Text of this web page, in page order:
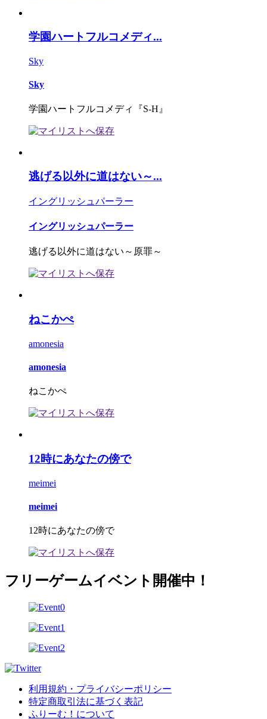
学園ハートフルコメディ...
Sky
Sky
学園ハートフルコメディ『S-H』
逃げる以外に道はない～...
イングリッシュパーラー
イングリッシュパーラー
逃げる以外に道はない～原罪～
ねこかぺ
amonesia
amonesia
ねこかぺ
12時にあなたの傍で
meimei
meimei
12時にあなたの傍で
フリーゲームイベント開催中！
利用規約・プライバシーポリシー
特定商取引法に基づく表記
ふりーむ！について